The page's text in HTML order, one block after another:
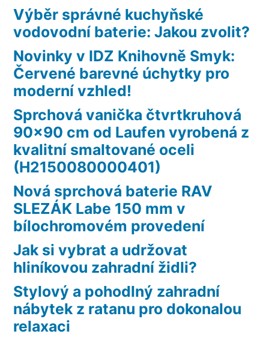
Výběr správné kuchyňské
vodovodní baterie: Jakou zvolit?
Novinky v IDZ Knihovně Smyk:
Červené barevné úchytky pro
moderní vzhled!
Sprchová vanička čtvrtkruhová
90×90 cm od Laufen vyrobená z
kvalitní smaltované oceli
(H2150080000401)
Nová sprchová baterie RAV
SLEZÁK Labe 150 mm v
bílochromovém provedení
Jak si vybrat a udržovat
hliníkovou zahradní židli?
Stylový a pohodlný zahradní
nábytek z ratanu pro dokonalou
relaxaci